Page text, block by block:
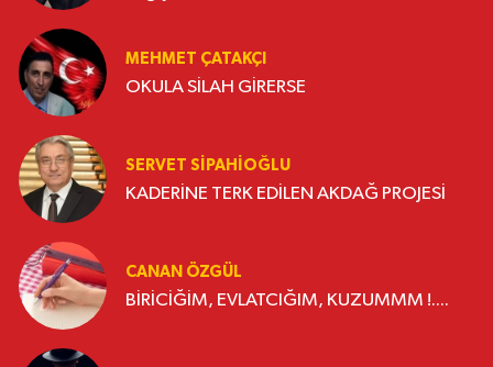
MEHMET ÇATAKÇI
OKULA SİLAH GİRERSE
SERVET SİPAHİOĞLU
KADERİNE TERK EDİLEN AKDAĞ PROJESİ
CANAN ÖZGÜL
BİRİCİĞİM, EVLATCIĞIM, KUZUMMM !....